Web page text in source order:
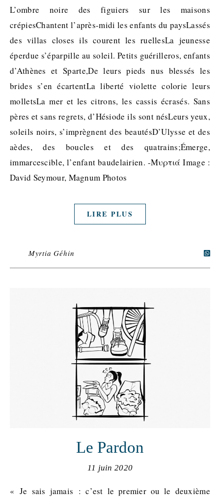
L’ombre noire des figuiers sur les maisons
crépiesChantent l’après-midi les enfants du paysLassés
des villas closes ils courent les ruellesLa jeunesse
éperdue s’éparpille au soleil. Petits guérilleros, enfants
d’Athènes et Sparte,De leurs pieds nus blessés les
brides s’en écartentLa liberté violette colorie leurs
molletsLa mer et les citrons, les cassis écrasés. Sans
pères et sans regrets, d’Hésiode ils sont nésLeurs yeux,
soleils noirs, s’imprègnent des beautésD’Ulysse et des
aèdes, des boucles et des quatrains;Émerge,
immarcescible, l’enfant baudelairien. -Μυρτιά Image :
David Seymour, Magnum Photos
LIRE PLUS
Myrtia Géhin
Le Pardon
11 juin 2020
« Je sais jamais : c’est le premier ou le deuxième